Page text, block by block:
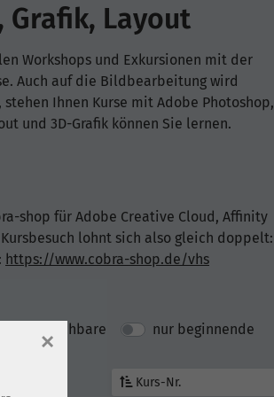
Layout
Workshops und Exkursionen mit der
Auch auf die Bildbearbeitung wird
Ihnen Kurse mit Adobe Photoshop,
und 3D-Grafik können Sie lernen.
shop für Adobe Creative Cloud, Affinity
lohnt sich also gleich doppelt:
https://www.cobra-shop.de/vhs
nur buchbare nur beginnende
Kurs-Nr.
×